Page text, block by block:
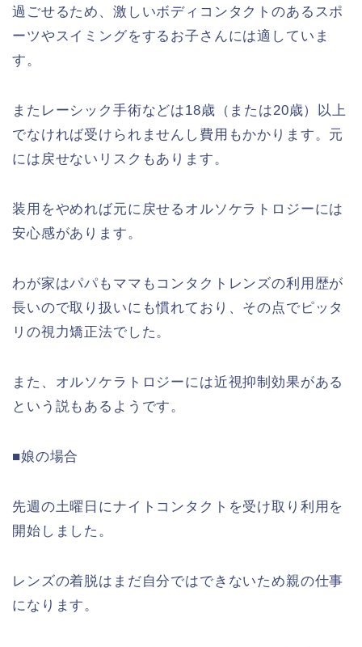
過ごせるため、激しいボディコンタクトのあるスポ
ーツやスイミングをするお子さんには適していま
す。
またレーシック手術などは18歳（または20歳）以上
でなければ受けられませんし費用もかかります。元
には戻せないリスクもあります。
装用をやめれば元に戻せるオルソケラトロジーには
安心感があります。
わが家はパパもママもコンタクトレンズの利用歴が
長いので取り扱いにも慣れており、その点でピッタ
リの視力矯正法でした。
また、オルソケラトロジーには近視抑制効果がある
という説もあるようです。
■娘の場合
先週の土曜日にナイトコンタクトを受け取り利用を
開始しました。
レンズの着脱はまだ自分ではできないため親の仕事
になります。